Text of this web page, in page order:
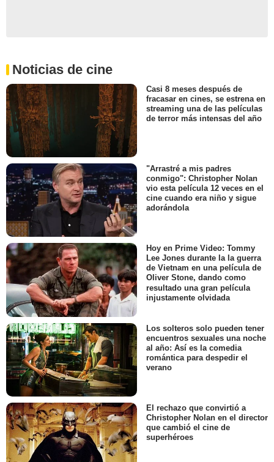
Noticias de cine
Casi 8 meses después de
fracasar en cines, se estrena en
streaming una de las películas
de terror más intensas del año
"Arrastré a mis padres
conmigo": Christopher Nolan
vio esta película 12 veces en el
cine cuando era niño y sigue
adorándola
Hoy en Prime Video: Tommy
Lee Jones durante la la guerra
de Vietnam en una película de
Oliver Stone, dando como
resultado una gran película
injustamente olvidada
Los solteros solo pueden tener
encuentros sexuales una noche
al año: Así es la comedia
romántica para despedir el
verano
El rechazo que convirtió a
Christopher Nolan en el director
que cambió el cine de
superhéroes